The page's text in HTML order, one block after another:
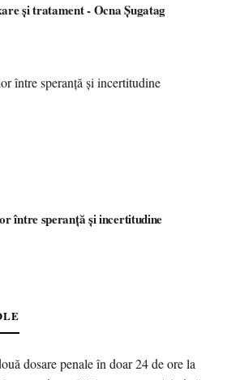
și tratament - Ocna Șugatag
între speranță și incertitudine